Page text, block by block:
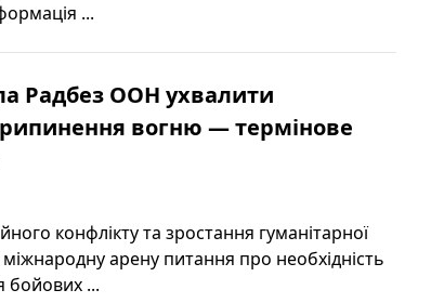
...
Радбез ООН ухвалити
вогню — термінове
конфлікту та зростання гуманітарної
арену питання про необхідність
бойових ...